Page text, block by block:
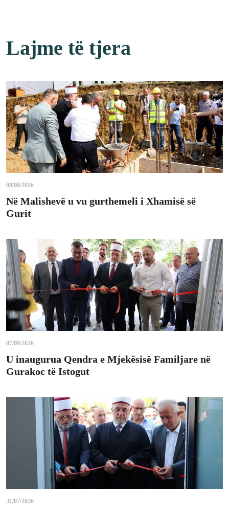
Lajme të tjera
08/08/2026
Në Malishevë u vu gurthemeli i Xhamisë së
Gurit
07/08/2026
U inaugurua Qendra e Mjekësisë Familjare në
Gurakoc të Istogut
31/07/2026